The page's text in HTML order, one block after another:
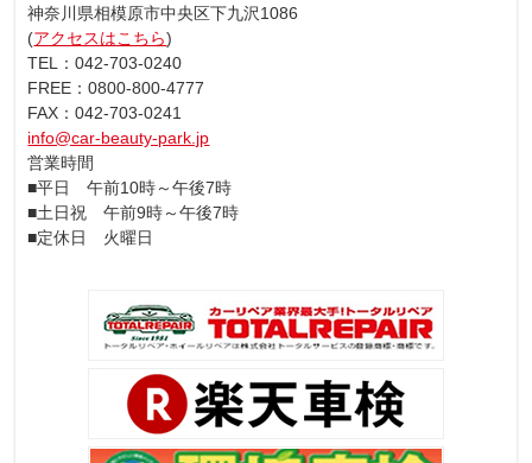
神奈川県相模原市中央区下九沢1086
(アクセスはこちら)
TEL：042-703-0240
FREE：0800-800-4777
FAX：042-703-0241
info@car-beauty-park.jp
営業時間
■平日 午前10時～午後7時
■土日祝 午前9時～午後7時
■定休日 火曜日